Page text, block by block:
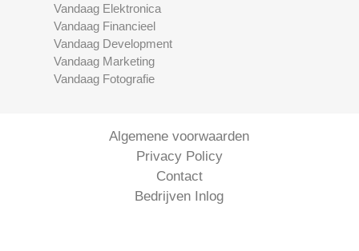
Vandaag Elektronica
Vandaag Financieel
Vandaag Development
Vandaag Marketing
Vandaag Fotografie
Algemene voorwaarden
Privacy Policy
Contact
Bedrijven Inlog